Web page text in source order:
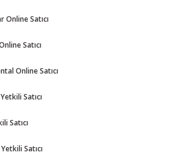
Online Satıcı
Satıcı
Online Satıcı
Satıcı
Satıcı
Satıcı